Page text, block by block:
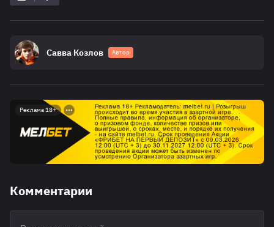
Савва Козлов Автор
Реклама 18+
Комментарии